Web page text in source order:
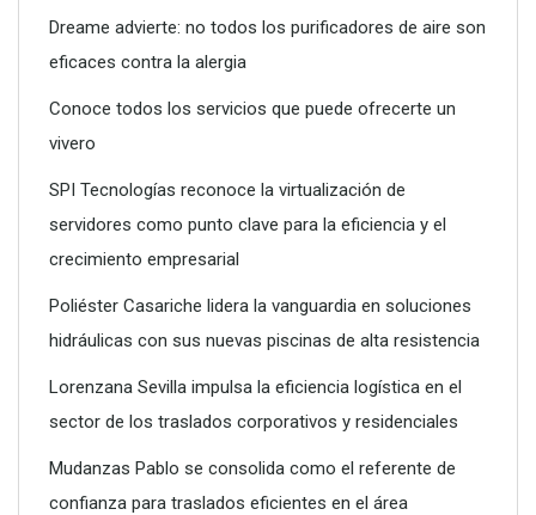
SPI Tecnologías reconoce la virtualización de servidores
como punto clave para la eficiencia y el crecimiento
empresarial
Dreame advierte: no todos los purificadores de aire son
eficaces contra la alergia
Conoce todos los servicios que puede ofrecerte un
vivero
SPI Tecnologías reconoce la virtualización de
servidores como punto clave para la eficiencia y el
crecimiento empresarial
Poliéster Casariche lidera la vanguardia en soluciones
hidráulicas con sus nuevas piscinas de alta resistencia
Lorenzana Sevilla impulsa la eficiencia logística en el
sector de los traslados corporativos y residenciales
Mudanzas Pablo se consolida como el referente de
confianza para traslados eficientes en el área